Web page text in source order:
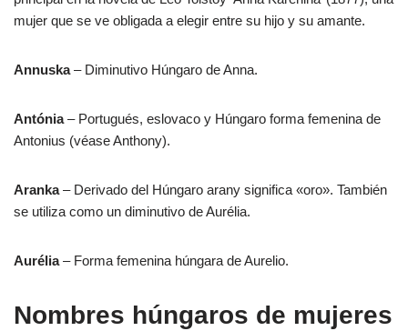
mujer que se ve obligada a elegir entre su hijo y su amante.
Annuska– Diminutivo Húngaro de Anna.
Antónia– Portugués, eslovaco y Húngaro forma femenina de
Antonius (véase Anthony).
Aranka– Derivado del Húngaro arany significa «oro». También
se utiliza como un diminutivo de Aurélia.
Aurélia– Forma femenina húngara de Aurelio.
Nombres húngaros de mujeres